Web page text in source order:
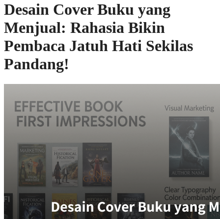
Desain Cover Buku yang
Menjual: Rahasia Bikin
Pembaca Jatuh Hati Sekilas
Pandang!